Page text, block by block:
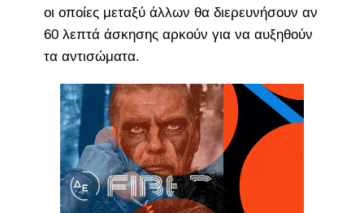
οι οποίες μεταξύ άλλων θα διερευνήσουν αν
60 λεπτά άσκησης αρκούν για να αυξηθούν
τα αντισώματα.